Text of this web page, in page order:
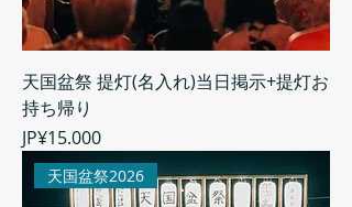
天国盆祭 提灯(名入れ)当日掲示+提灯お
持ち帰り
Harga
JP¥15.000
天国盆祭2026